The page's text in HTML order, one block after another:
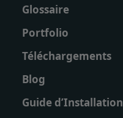
Glossaire
Portfolio
Téléchargements
Blog
Guide d’Installation